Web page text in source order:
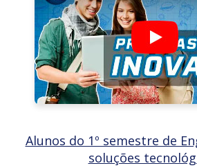
Alunos do 1º semestre de
soluções